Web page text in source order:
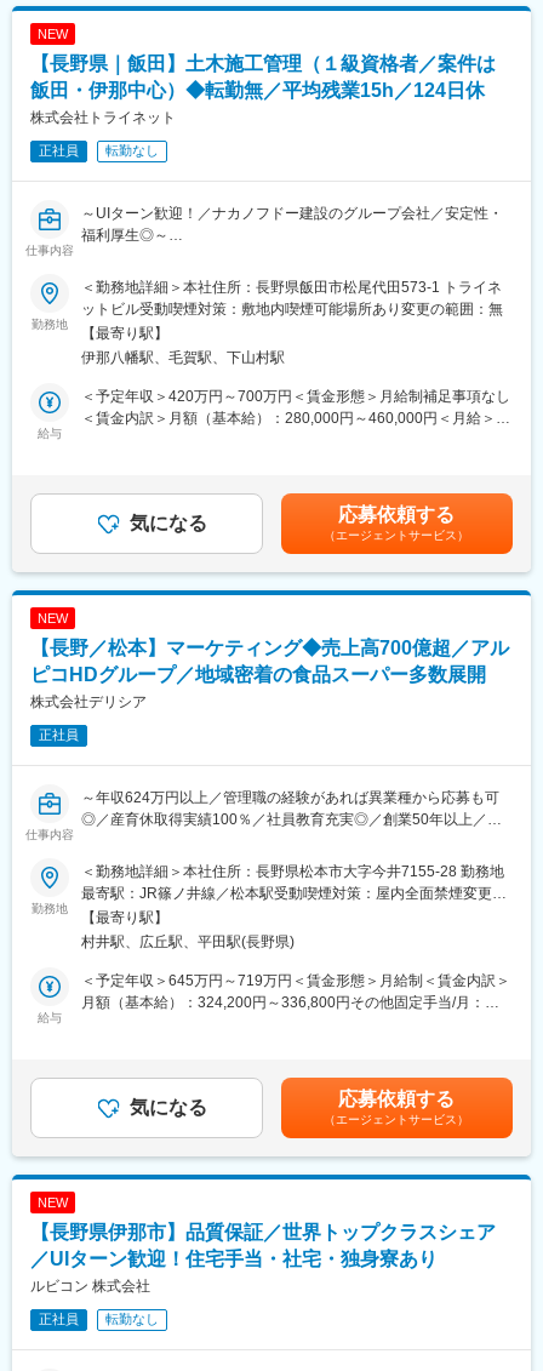
活用して製品を新たに創出・進化。世界最小・最薄を可能にする
しており、それらの方々と弊社を繋ぐ接遇の要として貢献いただ
くことを期待します。各施設は迎賓にとどまらず、
世界中から集まるグループ社員が国際社会に通用するマネジメン
ト・リーダーシップを磨く研修施設として、また、グループ社員
が家族との団らんのひとときを過ごす保養機能など、多目的に利
NEW
【長野県｜飯田】土木施工管理（１級資格者／案件は
飯田・伊那中心）◆転勤無／平均残業15h／124日休
株式会社トライネット
正社員 転勤なし
仕事内容
～UIターン歓迎！／ナカノフドー建設のグループ会社／安定性・
福利厚生◎～
プロジェクトを管理(品質管理、工程管理、原価管理、安全管理)す
る現場監督業務です。
施工計画を立て、建造物が品質を保ち、計画通り安全に竣工でき
るように、準備、調整・実行するマネジメント業務です。
■具体的な内容：
・土木工事の施工管理業務
・顧客との打合せ及び段取りなど工事に係る業務全般
占めます。
民間の向上や個人住宅の施工実績もあり、広く地域の皆様のライ
フラインを支える仕事をしています。
■当社の特徴：
社名には、豊富な実績と歴史を持つ3社が融合することで業務の拡
大を図り、安定した経営のもと地域発展のために尽くそうという
総合建設業は、地域の基盤整備を担う重要な産業です。当社は近
代的な組織へ変革し、公正で開けた企業文化を育んでいます。
そのことが、社会変化への柔軟な対応とたゆまぬ技術研鑽を促
し、お客様にとって満足度の高い仕事を生む企業姿勢につながっ
ています。
その後、持ち株会社トライネットホールディングスを設立し、ト
ライネットホールディングスによる経営管理の下、当社を中核に
カタチにとらわれない、全く新しい企業形態を地方から発信し、
お客様の信頼と満足を得ながら地域社会に貢献し、合わせて人と
環境を大切にする企業を目指します。
にお客様から選んでいただける企業であり続けます。
変更の範囲：無
勤務地
＜勤務地詳細＞本社住所：長野県飯田市松尾代田573-1 トライネ
ットビル受動喫煙対策：敷地内喫煙可能場所あり変更の範囲：無
【最寄り駅】
伊那八幡駅、毛賀駅、下山村駅
給与
＜予定年収＞420万円～700万円＜賃金形態＞月給制補足事項なし
＜賃金内訳＞月額（基本給）：280,000円～460,000円＜月給＞
くまでも目安の金額であり、選考を通じて上下する可能性があり
ます。月給(月額)は固定手当を含めた表記です。
気になる 応募依頼する
（エージェントサービス）
NEW
【長野／松本】マーケティング◆売上高700億超／アル
ピコHDグループ／地域密着の食品スーパー多数展開
株式会社デリシア
正社員
仕事内容
～年収624万円以上／管理職の経験があれば異業種から応募も可
◎／産育休取得実績100％／社員教育充実◎／創業50年以上／売
■業務内容：
当社の営業企画部でのマーケティング業務を担当していただきま
す。※担当課長～部長職での採用予定となっております。
■具体的な内容：
（1）販売顧客動向の分析：販売データおよび顧客の動向を分析
し、データを抽出・活用します。
（3）チラシの作成
（4）Webマーケティング: ネットスーパーに関連したWebマーケ
ティングやWeb広告の企画・実施を行います。
当社は、1968年創業、売上700億円超（2023年度）、従業員数
3800名以上まで成長した、地域密着企業です。また、アルピコホ
ールHDのグループ会社で、株式会社デリシアとして、アルピコグ
ループ主力3事業の一翼である小売業を担い、食品スーパー「デリ
シア」、生鮮業務スーパー「ユーパレット」を信州の地に展開し
勤務地
＜勤務地詳細＞本社住所：長野県松本市大字今井7155-28 勤務地
最寄駅：JR篠ノ井線／松本駅受動喫煙対策：屋内全面禁煙変更の
範囲：会社の定める事業所（リモートワーク含む）
【最寄り駅】
村井駅、広丘駅、平田駅(長野県)
給与
＜予定年収＞645万円～719万円＜賃金形態＞月給制＜賃金内訳＞
月額（基本給）：324,200円～336,800円その他固定手当/月：
円～110,000円を支給/時間を超えた場合は別途支給賃金はあくま
でも目安の金額であり、選考を通じて上下する可能性がありま
す。月給(月額)は固定手当を含めた表記です。
気になる 応募依頼する
（エージェントサービス）
NEW
【長野県伊那市】品質保証／世界トップクラスシェア
／UIターン歓迎！住宅手当・社宅・独身寮あり
ルビコン 株式会社
正社員 転勤なし